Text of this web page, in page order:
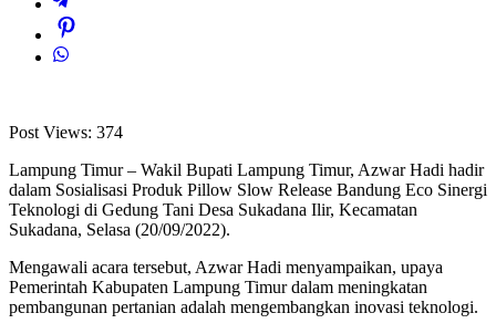
Post Views: 374
Lampung Timur – Wakil Bupati Lampung Timur, Azwar Hadi hadir
dalam Sosialisasi Produk Pillow Slow Release Bandung Eco Sinergi
Teknologi di Gedung Tani Desa Sukadana Ilir, Kecamatan
Sukadana, Selasa (20/09/2022).
Mengawali acara tersebut, Azwar Hadi menyampaikan, upaya
Pemerintah Kabupaten Lampung Timur dalam meningkatan
pembangunan pertanian adalah mengembangkan inovasi teknologi.